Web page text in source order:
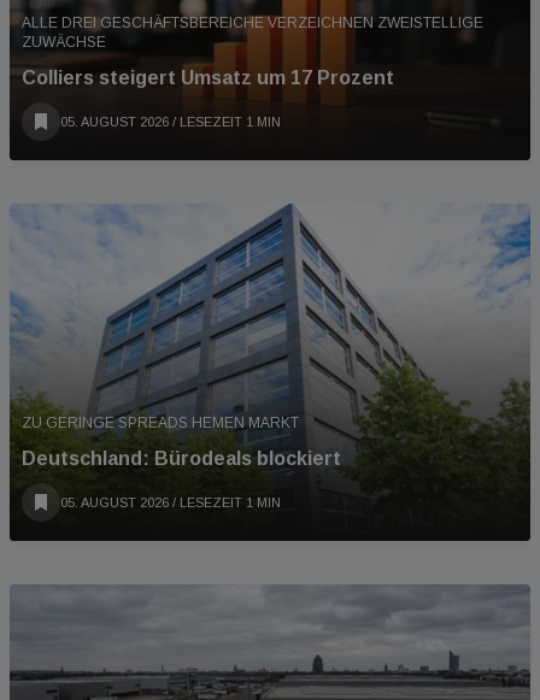
ALLE DREI GESCHÄFTSBEREICHE VERZEICHNEN ZWEISTELLIGE
ZUWÄCHSE
Colliers steigert Umsatz um 17 Prozent
05. AUGUST 2026 / LESEZEIT 1 MIN
ZU GERINGE SPREADS HEMEN MARKT
Deutschland: Bürodeals blockiert
05. AUGUST 2026 / LESEZEIT 1 MIN